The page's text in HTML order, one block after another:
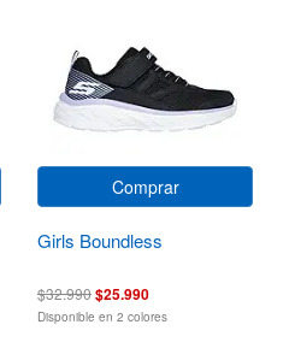
Comprar
Girls Boundless
$32.990$25.990
Disponible en 2 colores